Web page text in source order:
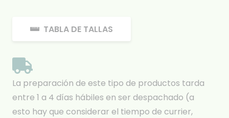
TABLA DE TALLAS
La preparación de este tipo de productos tarda
entre 1 a 4 días hábiles en ser despachado (a
esto hay que considerar el tiempo de currier,